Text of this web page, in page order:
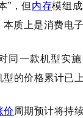
”，但 内存模组
质上是消费电
同一款机型实
的价格累计已
价 周期预计将持